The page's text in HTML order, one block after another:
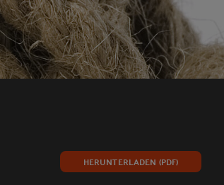
HERUNTERLADEN (PDF)